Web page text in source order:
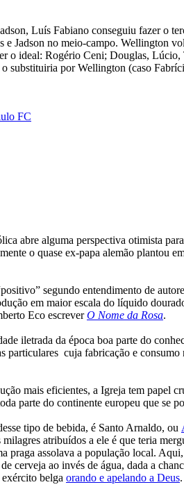
Luís Fabiano conseguiu fazer o
Jadson no meio-campo. Wellington
o ideal: Rogério Ceni; Douglas,
por Wellington (caso
FC
abre alguma perspectiva otimista
o quase ex-papa alemão plantou
segundo entendimento de
em maior escala do líquido
Eco escreverO Nome da Rosa.
iletrada da época boa parte do
cuja fabricação e
mais eficientes, a Igreja tem papel
parte do continente europeu que
tipo de bebida, é Santo Arnaldo, ou
atribuídos a ele é que teria
praga assolava a população local.
cerveja ao invés de água, dada a
belga orando e apelando a Deus